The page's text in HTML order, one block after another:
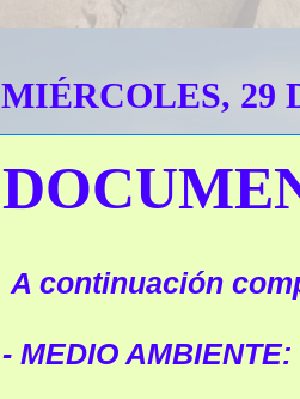
MIÉRCOLES, 29
A continuación
- MEDIO AMBIENTE: